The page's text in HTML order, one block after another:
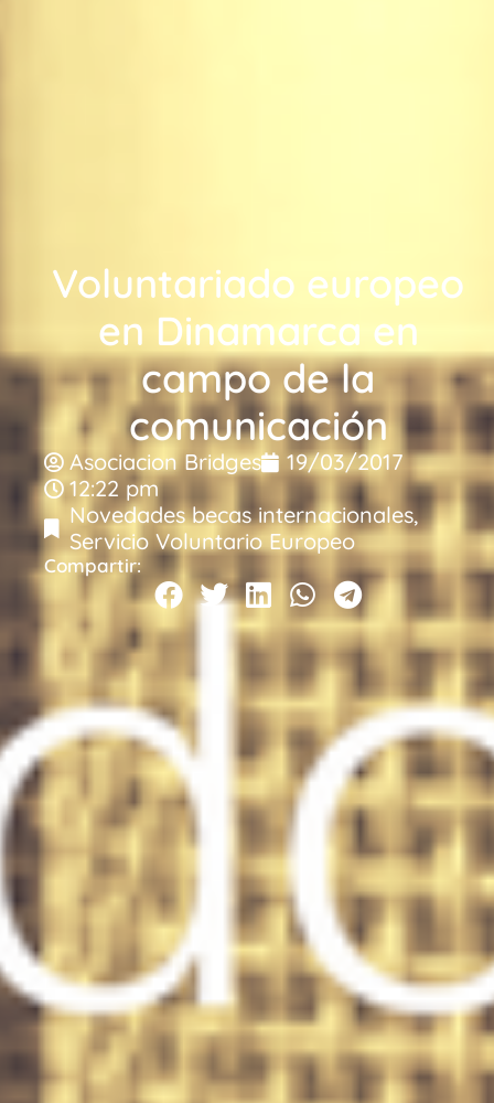
Voluntariado europeo
en Dinamarca en
campo de la
comunicación
Asociacion Bridges
19/03/2017
12:22 pm
Novedades becas internacionales,
Servicio Voluntario Europeo
Compartir: